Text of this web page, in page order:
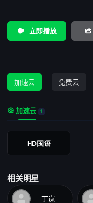
为僧，法名“觉远”（李连
恰巧被只身前来报仇的觉
因武功欠佳被王仁则刺伤，
立即播放
加速云 免费云
加速云 1
HD国语
相关明星
丁岚